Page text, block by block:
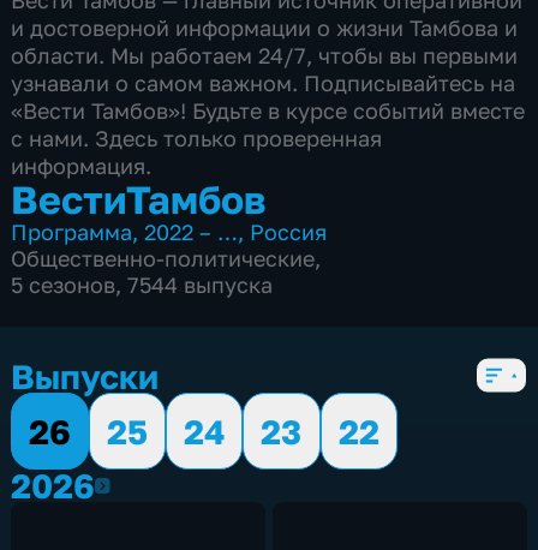
и достоверной информации о жизни Тамбова и
области. Мы работаем 24/7, чтобы вы первыми
узнавали о самом важном. Подписывайтесь на
«Вести Тамбов»! Будьте в курсе событий вместе
с нами. Здесь только проверенная
информация.
ВестиТамбов
Программа,2022 – …, Россия
Общественно-политические,
5 сезонов, 7544 выпуска
Выпуски
26
25 24 23
22
20262026